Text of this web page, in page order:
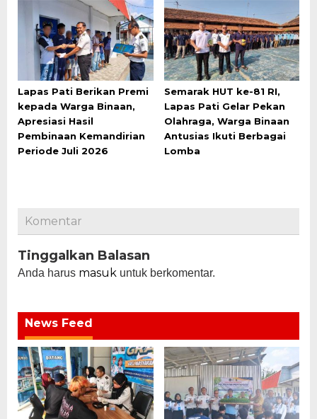
Lapas Pati Berikan Premi
kepada Warga Binaan,
Apresiasi Hasil
Pembinaan Kemandirian
Periode Juli 2026
Semarak HUT ke-81 RI,
Lapas Pati Gelar Pekan
Olahraga, Warga Binaan
Antusias Ikuti Berbagai
Lomba
Komentar
Tinggalkan Balasan
Anda harus masuk untuk berkomentar.
News Feed